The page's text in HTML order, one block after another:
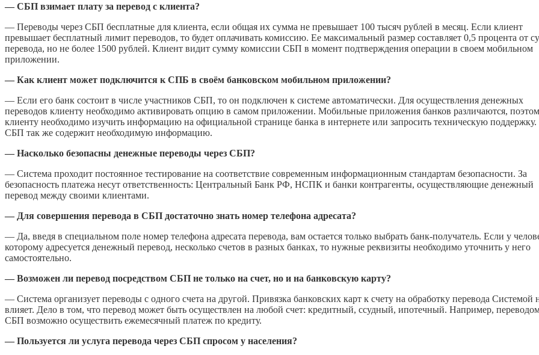
— СБП взимает плату за перевод с клиента?
— Переводы через СБП бесплатные для клиента, если общая их сумма не превышает 100 тысяч рублей в месяц. Если клиент
превышает бесплатный лимит переводов, то будет оплачивать комиссию. Ее максимальный размер составляет 0,5 процента от
перевода, но не более 1500 рублей. Клиент видит сумму комиссии СБП в момент подтверждения операции в своем мобильном
приложении.
— Как клиент может подключится к СПБ в своём банковском мобильном приложении?
— Если его банк состоит в числе участников СБП, то он подключен к системе автоматически. Для осуществления денежных
переводов клиенту необходимо активировать опцию в самом приложении. Мобильные приложения банков различаются,
клиенту необходимо изучить информацию на официальной странице банка в интернете или запросить техническую
СБП так же содержит необходимую информацию.
— Насколько безопасны денежные переводы через СБП?
— Система проходит постоянное тестирование на соответствие современным информационным стандартам безопасности. За
безопасность платежа несут ответственность: Центральный Банк РФ, НСПК и банки контрагенты, осуществляющие денежный
перевод между своими клиентами.
— Для совершения перевода в СБП достаточно знать номер телефона адресата?
— Да, введя в специальном поле номер телефона адресата перевода, вам остается только выбрать банк-получатель. Если у
которому адресуется денежный перевод, несколько счетов в разных банках, то нужные реквизиты необходимо уточнить у него
самостоятельно.
— Возможен ли перевод посредством СБП не только на счет, но и на банковскую карту?
— Система организует переводы с одного счета на другой. Привязка банковских карт к счету на обработку перевода Системой
влияет. Дело в том, что перевод может быть осуществлен на любой счет: кредитный, ссудный, ипотечный. Например,
СБП возможно осуществить ежемесячный платеж по кредиту.
— Пользуется ли услуга перевода через СБП спросом у населения?